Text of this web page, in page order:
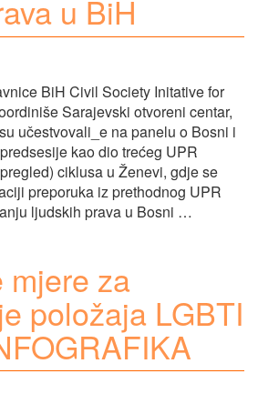
u BiH
BiH Civil Society Initative for
Sarajevski otvoreni centar,
učestvovali_e na panelu o Bosni i
kao dio trećeg UPR
ciklusa u Ženevi, gdje se
preporuka iz prethodnog UPR
ljudskih prava u Bosni …
mjere za
položaja LGBTI